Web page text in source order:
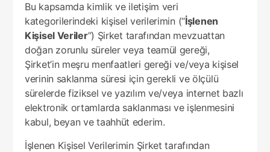
Bu kapsamda kimlik ve iletişim veri
kategorilerindeki kişisel verilerimin (“İşlenen
Kişisel Veriler”) Şirket tarafından mevzuattan
doğan zorunlu süreler veya teamül gereği,
Şirket’in meşru menfaatleri gereği ve/veya kişisel
verinin saklanma süresi için gerekli ve ölçülü
sürelerde fiziksel ve yazılım ve/veya internet bazlı
elektronik ortamlarda saklanması ve işlenmesini
kabul, beyan ve taahhüt ederim.
İşlenen Kişisel Verilerimin Şirket tarafından